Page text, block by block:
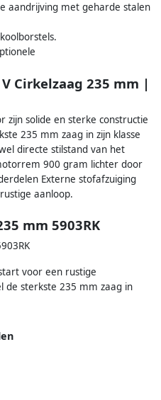
aandrijving met geharde stalen
Cirkelzaag 235 mm |
zijn solide en sterke constructie
235 mm zaag in zijn klasse
directe stilstand van het
900 gram lichter door
Externe stofafzuiging
aanloop.
mm 5903RK
voor een rustige
de sterkste 235 mm zaag in